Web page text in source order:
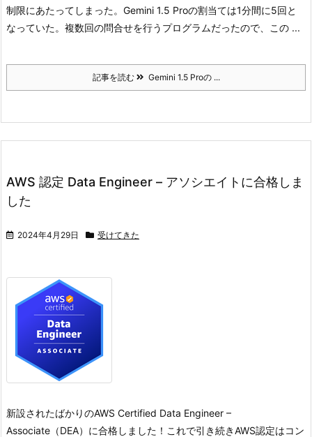
制限にあたってしまった。 Gemini 1.5 Proの割当ては1分間に5回と
なっていた。 複数回の問合せを行うプログラムだったので、この ...
記事を読む Gemini 1.5 Proの ...
AWS 認定 Data Engineer – アソシエイトに合格しま
した
2024年4月29日 受けてきた
新設されたばかりのAWS Certified Data Engineer –
Associate（DEA）に合格しました！ これで引き続きAWS認定はコン